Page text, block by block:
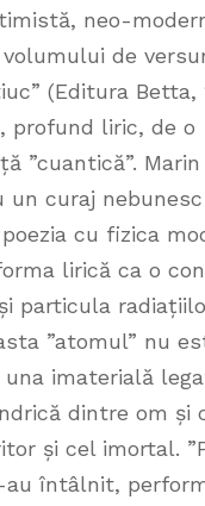
neo-
de
(Editura Betta,
profund liric, de o
”cuantică”.
un curaj
cu fizica
lirică ca o
particula
”atomul” nu
imaterială
dintre om și
și cel imortal.
au întâlnit,